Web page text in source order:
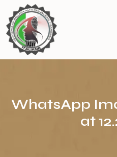
WhatsApp
at